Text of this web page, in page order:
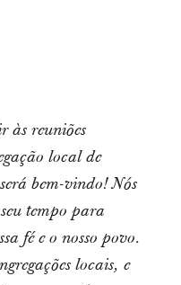
às reuniões
local de
bem-vindo! Nós
tempo para
fé e o nosso povo.
locais, e